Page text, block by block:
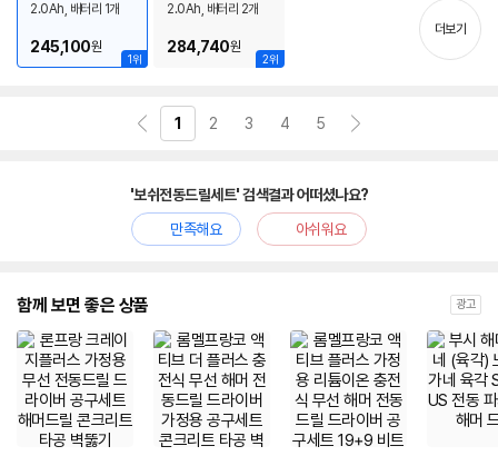
기
1위
2.0Ah, 배터리 1개
245,100원
2위
2.0Ah, 배터리 2개
284,740원
더보기
1 2 3 4 5
'보쉬전동드릴세트' 검색결과 어떠셨나요?
만족해요
아쉬워요
함께 보면 좋은 상품 광고